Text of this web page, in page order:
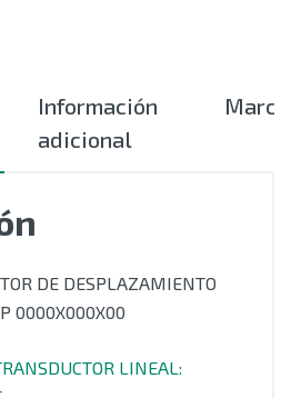
Información
adicional
Marca
DE DESPLAZAMIENTO
0000X000X00
LINEAL: